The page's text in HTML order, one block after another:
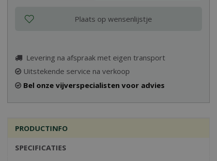
Levering na afspraak met eigen transport
Uitstekende service na verkoop
Bel onze vijverspecialisten voor advies
PRODUCTINFO
SPECIFICATIES